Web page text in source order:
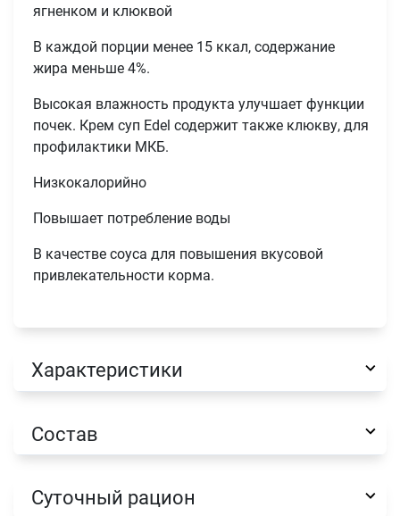
ягненком и клюквой
В каждой порции менее 15 ккал, содержание
жира меньше 4%.
Высокая влажность продукта улучшает функции
почек. Крем суп Edel содержит также клюкву, для
профилактики МКБ.
Низкокалорийно
Повышает потребление воды
В качестве соуса для повышения вкусовой
привлекательности корма.
Характеристики
Состав
Суточный рацион